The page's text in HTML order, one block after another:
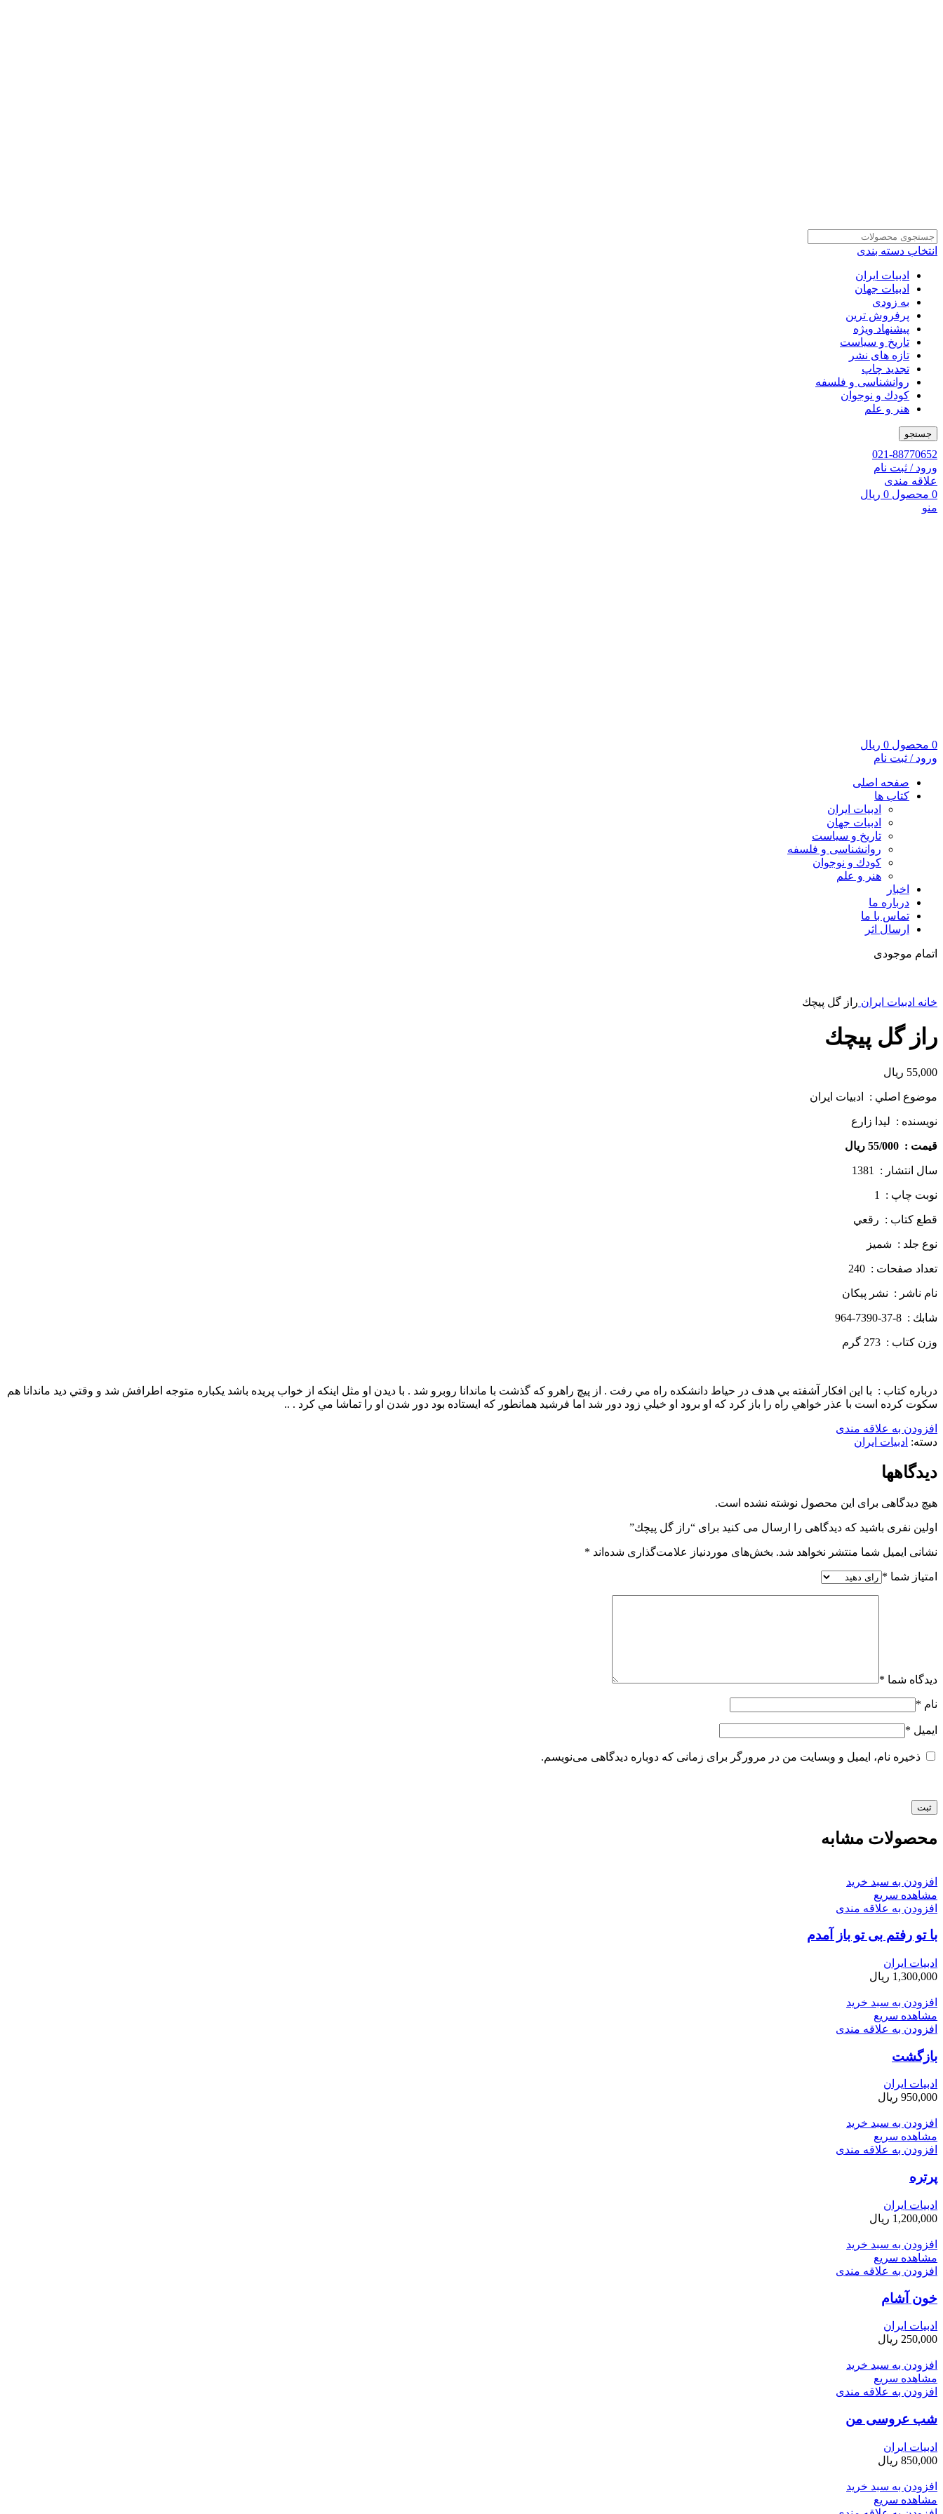
انتخاب دسته بندی
ادبیات ایران
ادبیات جهان
به زودی
پرفروش ترین
پیشنهاد ویژه
تاریخ و سیاست
تازه های نشر
تجدید چاپ
روانشناسی و فلسفه
کودك و نوجوان
هنر و علم
جستجو
021-88770652
ورود / ثبت نام
علاقه مندی
0 محصول 0 ریال
منو
0 محصول 0 ریال
ورود / ثبت نام
صفحه اصلی
کتاب ها
ادبیات ایران
ادبیات جهان
تاریخ و سیاست
روانشناسی و فلسفه
کودك و نوجوان
هنر و علم
اخبار
درباره ما
تماس با ما
ارسال اثر
اتمام موجودی
خانه ادبیات ایران راز گل پيچك
راز گل پيچك
55,000 ریال
موضوع اصلي : ادبيات ايران
نويسنده : ليدا زارع
قيمت : 55/000 ريال
سال انتشار : 1381
نوبت چاپ : 1
قطع كتاب : رقعي
نوع جلد : شميز
تعداد صفحات : 240
نام ناشر : نشر پيكان
شابك : 8-37-7390-964
وزن كتاب : 273 گرم
درباره كتاب : با اين افكار آشفته بي هدف در حياط دانشكده راه مي رفت . از پيچ راهرو كه گذشت با ماندانا روبرو شد . با ديدن او مثل اينكه از خواب پريده باشد يكباره متوجه اطرافش شد و وقتي ديد ماندانا هم
سكوت كرده است با عذر خواهي راه را باز كرد كه او برود او خيلي زود دور شد اما فرشيد همانطور كه ايستاده بود دور شدن او را تماشا مي كرد . ..
افزودن به علاقه مندی
دسته: ادبیات ایران
دیدگاهها
هیچ دیدگاهی برای این محصول نوشته نشده است.
اولین نفری باشید که دیدگاهی را ارسال می کنید برای “راز گل پيچك”
نشانی ایمیل شما منتشر نخواهد شد. بخش‌های موردنیاز علامت‌گذاری شده‌اند *
امتیاز شما *
دیدگاه شما *
نام *
ایمیل *
ذخیره نام، ایمیل و وبسایت من در مرورگر برای زمانی که دوباره دیدگاهی می‌نویسم.
محصولات مشابه
افزودن به سبد خرید
مشاهده سریع
افزودن به علاقه مندی
با تو رفتم بی ­تو باز آمدم
ادبیات ایران
1,300,000 ریال
افزودن به سبد خرید
مشاهده سریع
افزودن به علاقه مندی
بازگشت
ادبیات ایران
950,000 ریال
افزودن به سبد خرید
مشاهده سریع
افزودن به علاقه مندی
پرتره
ادبیات ایران
1,200,000 ریال
افزودن به سبد خرید
مشاهده سریع
افزودن به علاقه مندی
خون آشام
ادبیات ایران
250,000 ریال
افزودن به سبد خرید
مشاهده سریع
افزودن به علاقه مندی
شب عروسی من
ادبیات ایران
850,000 ریال
افزودن به سبد خرید
مشاهده سریع